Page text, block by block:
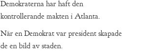
Demokraterna har haft den
kontrollerande makten i Atlanta.
När en Demokrat var president skapade
de en bild av staden.